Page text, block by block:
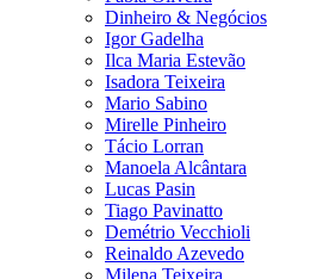
Dinheiro & Negócios
Igor Gadelha
Ilca Maria Estevão
Isadora Teixeira
Mario Sabino
Mirelle Pinheiro
Tácio Lorran
Manoela Alcântara
Lucas Pasin
Tiago Pavinatto
Demétrio Vecchioli
Reinaldo Azevedo
Milena Teixeira